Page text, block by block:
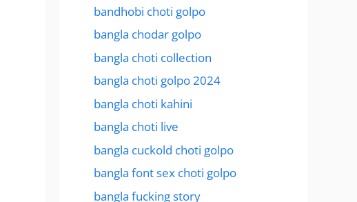
bandhobi choti golpo
bangla chodar golpo
bangla choti collection
bangla choti golpo 2024
bangla choti kahini
bangla choti live
bangla cuckold choti golpo
bangla font sex choti golpo
bangla fucking story